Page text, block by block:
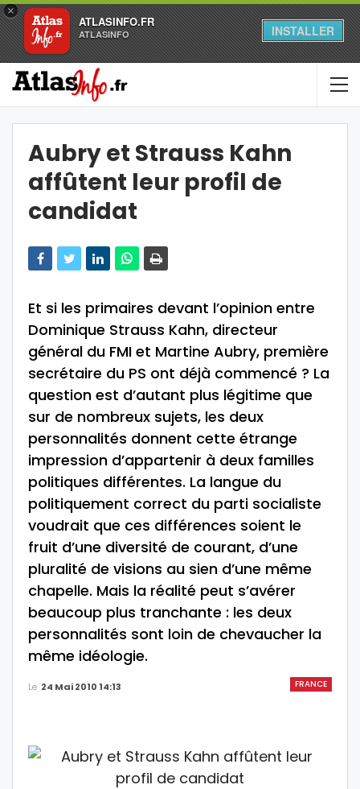
×
ATLASINFO.FR
ATLASINFO INSTALLER
Aubry et Strauss Kahn
affûtent leur profil de
candidat
Et si les primaires devant l’opinion entre
Dominique Strauss Kahn, directeur
général du FMI et Martine Aubry, première
secrétaire du PS ont déjà commencé ? La
question est d’autant plus légitime que
sur de nombreux sujets, les deux
personnalités donnent cette étrange
impression d’appartenir à deux familles
politiques différentes. La langue du
politiquement correct du parti socialiste
voudrait que ces différences soient le
fruit d’une diversité de courant, d’une
pluralité de visions au sien d’une même
chapelle. Mais la réalité peut s’avérer
beaucoup plus tranchante : les deux
personnalités sont loin de chevaucher la
même idéologie.
FRANCE
Le 24 Mai 2010 14:13